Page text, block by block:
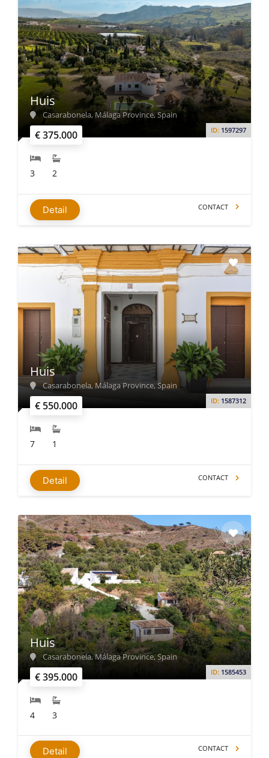
€ 375.000 ID: 1597297
Huis
Casarabonela, Málaga Province, Spain
3 2
Detail CONTACT
€ 550.000 ID: 1587312
Huis
Casarabonela, Málaga Province, Spain
7 1
Detail CONTACT
€ 395.000 ID: 1585453
Huis
Casarabonela, Málaga Province, Spain
4 3
Detail CONTACT